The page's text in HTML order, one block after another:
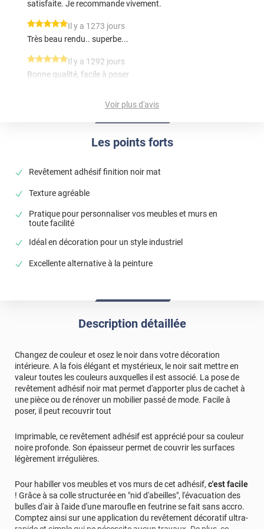
Les points forts
Revêtement adhésif finition noir mat
Texture agréable
Pratique pour personnaliser vos meubles et murs en
toute facilité
Idéal en décoration pour un style industriel
Excellente alternative à la peinture
satisfaite. Je recommande vivement.
*****
Il y a 1273 jours
Très beau rendu.. superbe...
*****
Il y a 1292 jours
Bonne qualité, facile à poser
Parfait pour Covering cuisine, facile à poser et solide !
Conforme à la description et de bonne qualité
*****
Il y a 1815 jours
meuble je suis très satisfaite
*****
Il y a 1905 jours
Très bonne qualité. Film épais. Colle qui colle fort.
Il y a 1910 jours
Classe et facile à poser.
Bon produit de bonne qualité et esthétique. Facilité de
PVC avec reliefs et moulures).
Très bonne qualité, solide, colle bien.
*****
Il y a 1965 jours
Très beau rendu une fois appliqué et relatif facile à
appliquer
Super produit livraison rapide merci
*****
Il y a 2176 jours
pris ça se pose "presque" tout seul , il faut y aller par
petites passes et ne surtout pas enlever la protection sur
une trop grande partie . Qualité du produit irréprochable .
Voir plus d'avis
Description détaillée
Changez de couleur et osez le noir dans votre décoration
intérieure. A la fois élégant et mystérieux, le noir sait mettre en
valeur toutes les couleurs auxquelles il est associé. La pose de
revêtement adhésif noir mat permet d'apporter plus de cachet à
une pièce ou de rénover un mobilier passé de mode. Facile à
poser, il peut recouvrir tout
Imprimable, ce revêtement adhésif est apprécié pour sa couleur
noire profonde. Son épaisseur permet de couvrir les surfaces
légèrement irrégulières.
Pour habiller vos meubles et vos murs de cet adhésif, c'est facile
! Grâce à sa colle structurée en "nid d'abeilles", l'évacuation des
bulles d'air à l'aide d'une maroufle en feutrine se fait sans accro.
Comptez ainsi sur une application du revêtement décoratif ultra-